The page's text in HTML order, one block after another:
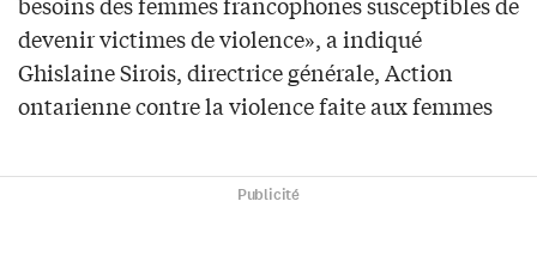
devenir victimes de violence», a indiqué
Ghislaine Sirois, directrice générale, Action
ontarienne contre la violence faite aux femmes
Publicité